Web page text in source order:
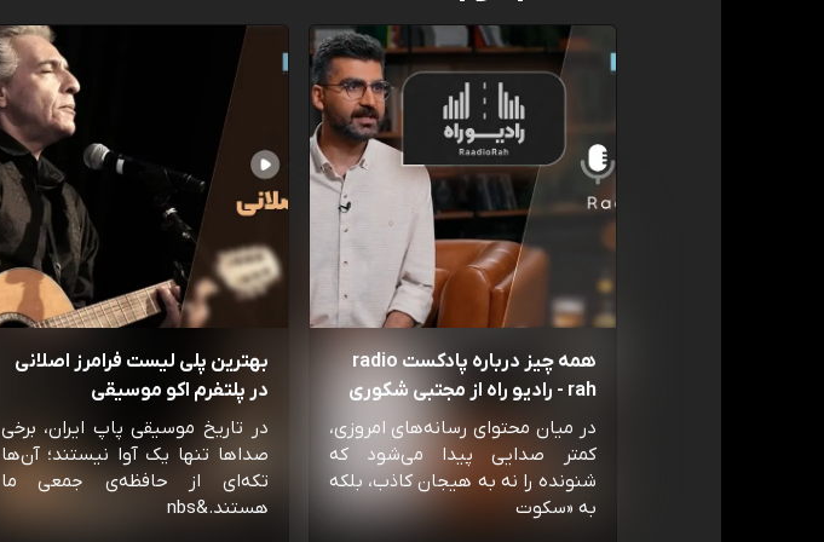
همه چیز درباره پادکست radio
rah - رادیو راه از مجتبی شکوری
در میان محتوای رسانه‌های امروزی،
کمتر صدایی پیدا می‌شود که
شنونده را نه به هیجان کاذب، بلکه
به «سکوت
بهترین پلی لیست فرامرز اصلانی
در پلتفرم اکو موسیقی
در تاریخ موسیقی پاپ ایران، برخی
صداها تنها یک آوا نیستند؛ آن‌ها
تکه‌ای از حافظه‌ی جمعی ما
هستند.&nbs